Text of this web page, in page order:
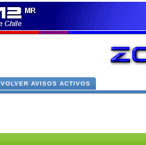
VOLVER AVISOS ACTIVOS